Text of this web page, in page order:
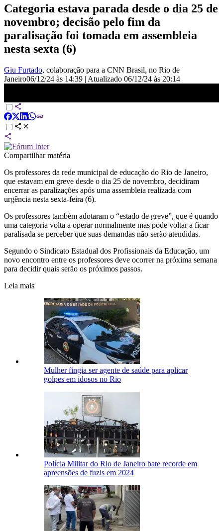
Categoria estava parada desde o dia 25 de
novembro; decisão pelo fim da
paralisação foi tomada em assembleia
nesta sexta (6)
Giu Furtado, colaboração para a CNN Brasil, no Rio de
Janeiro06/12/24 às 14:39 | Atualizado 06/12/24 às 20:14
Compartilhar matéria
Os professores da rede municipal de educação do Rio de Janeiro,
que estavam em greve desde o dia 25 de novembro, decidiram
encerrar as paralizações após uma assembleia realizada com
urgência nesta sexta-feira (6).
Os professores também adotaram o “estado de greve”, que é quando
uma categoria volta a operar normalmente mas pode voltar a ficar
paralisada se perceber que suas demandas não serão atendidas.
Segundo o Sindicato Estadual dos Profissionais da Educação, um
novo encontro entre os professores deve ocorrer na próxima semana
para decidir quais serão os próximos passos.
Leia mais
Mulher fingia ser agente de saúde para aplicar
golpes em idosos no Rio
Polícia Militar do Rio de Janeiro bate recorde em
apreensões de fuzis em 2024